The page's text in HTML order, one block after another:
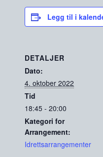
Legg til i
DETALJER
Dato:
4. oktober 2022
Tid
18:45 - 20:00
Kategori for
Arrangement:
Idrettsarrangementer